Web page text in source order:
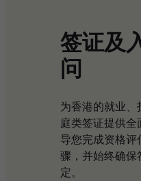
签证及
问
为香港的就业
庭类签证提供
导您完成资格
骤，并始终确
定。